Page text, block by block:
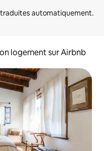
logement sur Airbnb